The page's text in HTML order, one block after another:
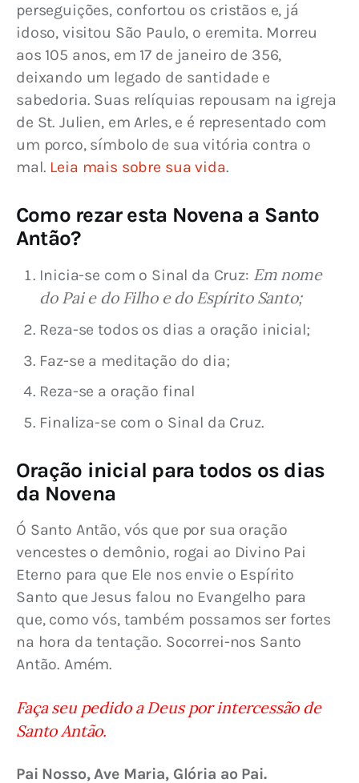
perseguições, confortou os cristãos e, já
idoso, visitou São Paulo, o eremita. Morreu
aos 105 anos, em 17 de janeiro de 356,
deixando um legado de santidade e
sabedoria. Suas relíquias repousam na igreja
de St. Julien, em Arles, e é representado com
um porco, símbolo de sua vitória contra o
mal. Leia mais sobre sua vida.
Como rezar esta Novena a Santo
Antão?
Inicia-se com o Sinal da Cruz: Em nome
do Pai e do Filho e do Espírito Santo;
Reza-se todos os dias a oração inicial;
Faz-se a meditação do dia;
Reza-se a oração final
Finaliza-se com o Sinal da Cruz.
Oração inicial para todos os dias
da Novena
Ó Santo Antão, vós que por sua oração
vencestes o demônio, rogai ao Divino Pai
Eterno para que Ele nos envie o Espírito
Santo que Jesus falou no Evangelho para
que, como vós, também possamos ser fortes
na hora da tentação. Socorrei-nos Santo
Antão. Amém.
Faça seu pedido a Deus por intercessão de
Santo Antão.
Pai Nosso, Ave Maria, Glória ao Pai.